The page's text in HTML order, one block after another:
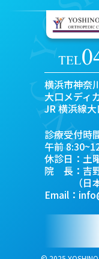
横浜市神奈
大口メディ
JR 横浜線
診療受付時
午前
休診日：土
院 長：吉
（日本整
Email：